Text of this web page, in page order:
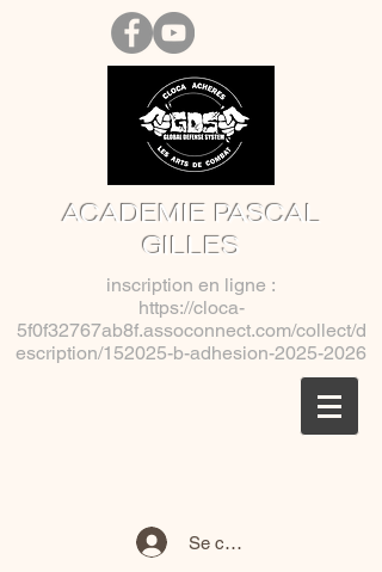
ACADEMIE PASCAL
GILLES
inscription en ligne :
https://cloca-
5f0f32767ab8f.assoconnect.com/collect/d
escription/152025-b-adhesion-2025-2026
Se connecter